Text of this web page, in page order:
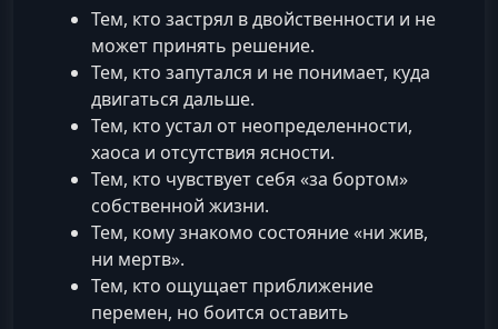
Тем, кто застрял в двойственности и не
может принять решение.
Тем, кто запутался и не понимает, куда
двигаться дальше.
Тем, кто устал от неопределенности,
хаоса и отсутствия ясности.
Тем, кто чувствует себя «за бортом»
собственной жизни.
Тем, кому знакомо состояние «ни жив,
ни мертв».
Тем, кто ощущает приближение
перемен, но боится оставить